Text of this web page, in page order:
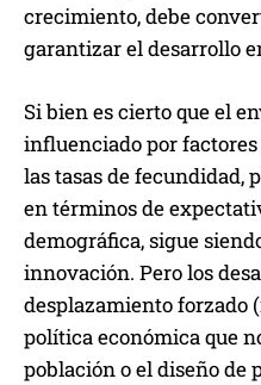
crecimiento, debe
garantizar el desarrollo
Si bien es cierto que el
influenciado por
las tasas de fecundidad,
en términos de
demográfica, sigue
innovación. Pero los
desplazamiento forzado
política económica que
población o el diseño de